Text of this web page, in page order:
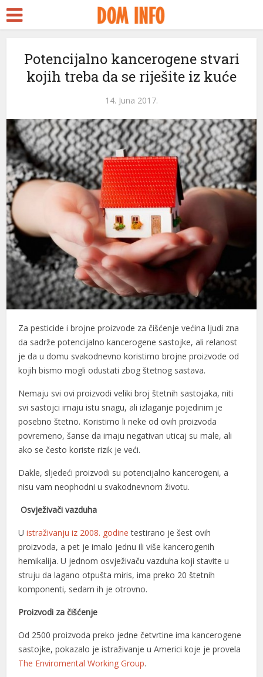
Potencijalno kancerogene stvari
kojih treba da se riješite iz kuće
14. Juna 2017.
Za pesticide i brojne proizvode za čišćenje većina ljudi zna
da sadrže potencijalno kancerogene sastojke, ali relanost
je da u domu svakodnevno koristimo brojne proizvode od
kojih bismo mogli odustati zbog štetnog sastava.
Nemaju svi ovi proizvodi veliki broj štetnih sastojaka, niti
svi sastojci imaju istu snagu, ali izlaganje pojedinim je
posebno štetno. Koristimo li neke od ovih proizvoda
povremeno, šanse da imaju negativan uticaj su male, ali
ako se često koriste rizik je veći.
Dakle, sljedeći proizvodi su potencijalno kancerogeni, a
nisu vam neophodni u svakodnevnom životu.
Osvježivači vazduha
Uistraživanju iz 2008. godine testirano je šest ovih
proizvoda, a pet je imalo jednu ili više kancerogenih
hemikalija. U jednom osvježivaču vazduha koji stavite u
struju da lagano otpušta miris, ima preko 20 štetnih
komponenti, sedam ih je otrovno.
Proizvodi za čišćenje
Od 2500 proizvoda preko jedne četvrtine ima kancerogene
sastojke, pokazalo je istraživanje u Americi koje je provela
The Enviromental Working Group.